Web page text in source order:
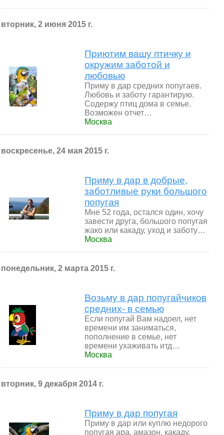
вторник, 2 июня 2015 г.
Приютим вашу птичку и
окружим заботой и
любовью
Приму в дар средних попугаев.
Любовь и заботу гарантирую.
Содержу птиц дома в семье.
Возможен отчет…
Москва
воскресенье, 24 мая 2015 г.
Приму в дар в добрые,
заботливые руки большого
попугая
Мне 52 года, остался один, хочу
завести друга, большого попугая
жако или какаду, уход и заботу…
Москва
понедельник, 2 марта 2015 г.
Возьму в дар попугайчиков
средних- в семью
Если попугай Вам надоел, нет
времени им заниматься,
пополнение в семье, нет
времени ухаживать итд…
Москва
вторник, 9 декабря 2014 г.
Приму в дар попугая
Приму в дар или куплю недорого
попугая ара, амазон, какаду,